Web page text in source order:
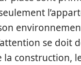
se doit
la construction,